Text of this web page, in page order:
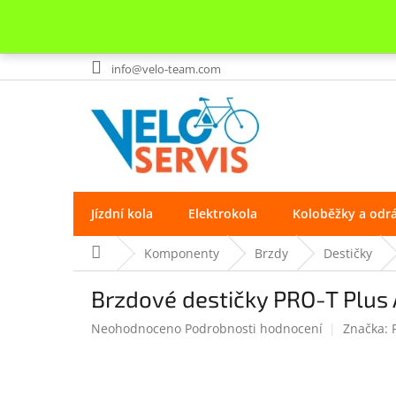
Přejít
na
info@velo-team.com
Jízdní kola Elektrokola Koloběžky a
Domů Komponenty Brzdy Destičky
Brzdové destičky PRO-T
Průměrné
Neohodnoceno Podrobnosti hodnocení Značka: